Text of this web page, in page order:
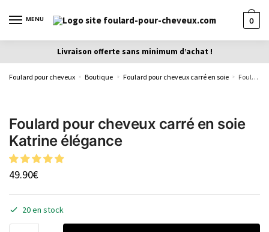
MENU 0
Livraison offerte sans minimum d’achat !
Foulard pour cheveux » Boutique » Foulard pour cheveux carré en soie » Foulard pour cheveux carré en soie Katrine élégance
Foulard pour cheveux carré en soie
Katrine élégance
49.90€
20 en stock